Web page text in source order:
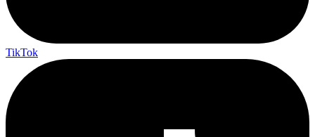
TikTok